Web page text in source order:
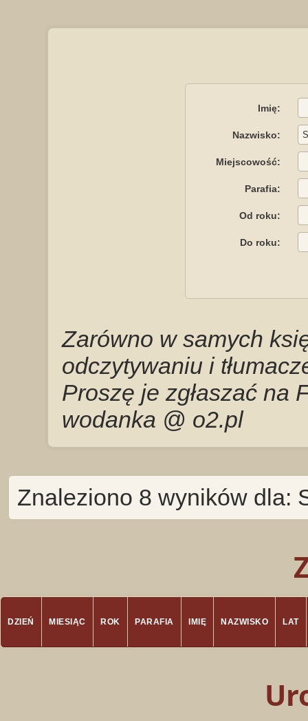
Imię:
Nazwisko:
Miejscowość:
Parafia:
Od roku:
Do roku:
Zarówno w samych
odczytywaniu i
Proszę je zgłaszać na
wodanka @ o2.pl
Znaleziono 8 wyników dla:
DZIEŃ MIESIĄC ROK PARAFIA IMIĘ NAZWISKO LAT